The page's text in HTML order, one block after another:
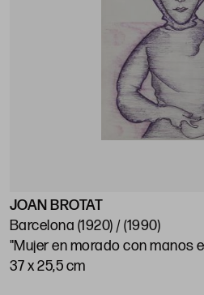
JOAN BROTAT
Barcelona (1920) / (1990)
"Mujer en morado con manos
37 x 25,5 cm